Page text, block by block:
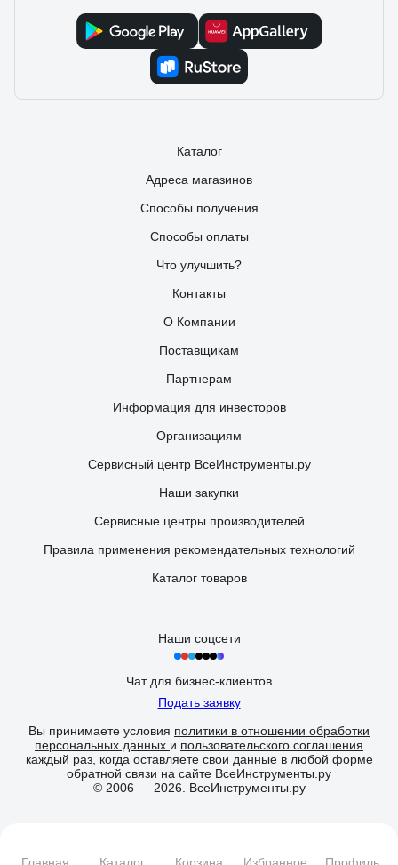
Каталог
Адреса магазинов
Способы получения
Способы оплаты
Что улучшить?
Контакты
О Компании
Поставщикам
Партнерам
Информация для инвесторов
Организациям
Сервисный центр ВсеИнструменты.ру
Наши закупки
Сервисные центры производителей
Правила применения рекомендательных технологий
Каталог товаров
Наши соцсети
Чат для бизнес-клиентов
Подать заявку
Вы принимаете условия политики в отношении обработки
персональных данных и пользовательского соглашения
каждый раз, когда оставляете свои данные в любой форме
обратной связи на сайте ВсеИнструменты.ру
© 2006 — 2026. ВсеИнструменты.ру